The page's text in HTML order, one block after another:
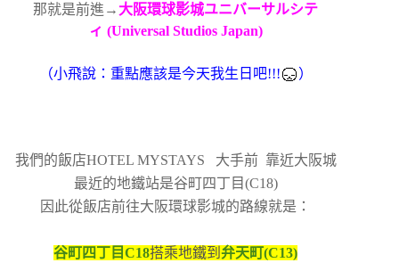
那就是前進→ 大阪環球影城ユニバーサルシテ
ィ (Universal Studios Japan)
（小飛說：重點應該是今天我生日吧!!! ）
我們的飯店HOTEL MYSTAYS 大手前 靠近大阪城
最近的地鐵站是谷町四丁目(C18)
因此從飯店前往大阪環球影城的路線就是：
谷町四丁目C18搭乘地鐵到弁天町(C13)